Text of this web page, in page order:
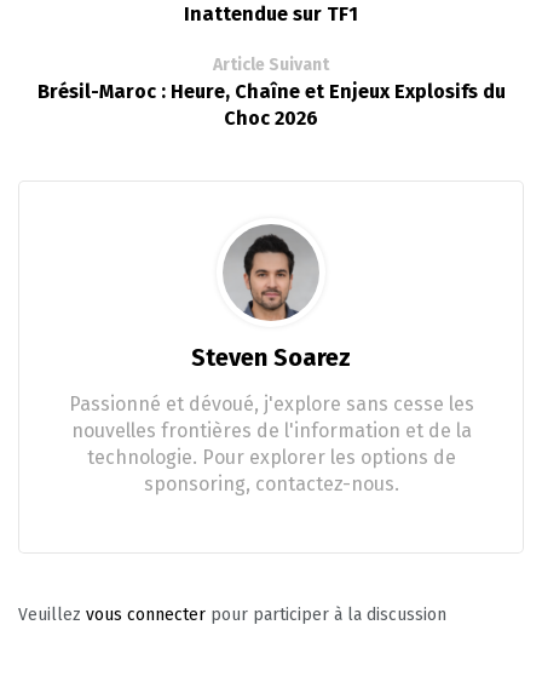
Inattendue sur TF1
Article Suivant
Brésil-Maroc : Heure, Chaîne et Enjeux Explosifs du
Choc 2026
Steven Soarez
Passionné et dévoué, j'explore sans cesse les
nouvelles frontières de l'information et de la
technologie. Pour explorer les options de
sponsoring, contactez-nous.
Veuillez vous connecter pour participer à la discussion